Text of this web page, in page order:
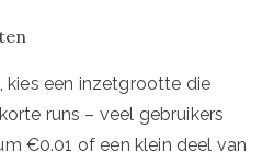
een inzetgrootte die
runs – veel gebruikers
€0.01 of een klein deel van